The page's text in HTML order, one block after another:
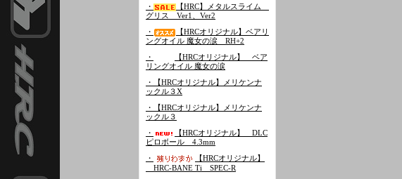
・
【HRC】メタルスライム
グリス Ver1、Ver2
・
【HRCオリジナル】ベアリ
ングオイル 魔女の涙 RH+2
・
【HRCオリジナル】 ベア
リングオイル 魔女の涙
・【HRCオリジナル】メリケンナ
ックル３X
・【HRCオリジナル】メリケンナ
ックル３
・
【HRCオリジナル】 DLC
ピロボール 4.3mm
・
【HRCオリジナル】
HRC-BANE Ti SPEC-R